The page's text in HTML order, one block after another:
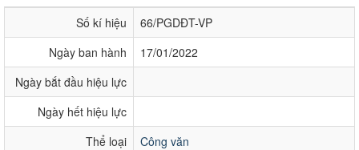
Số kí hiệu
66/PGDĐT-VP
Ngày ban hành
17/01/2022
Ngày bắt đầu hiệu lực
Ngày hết hiệu lực
Thể loại
Công văn